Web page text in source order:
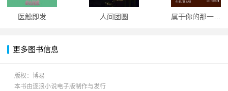
医触即发 人间团圆
更多图书信息
版权：博易
本书由逐浪小说电子版制作与发行